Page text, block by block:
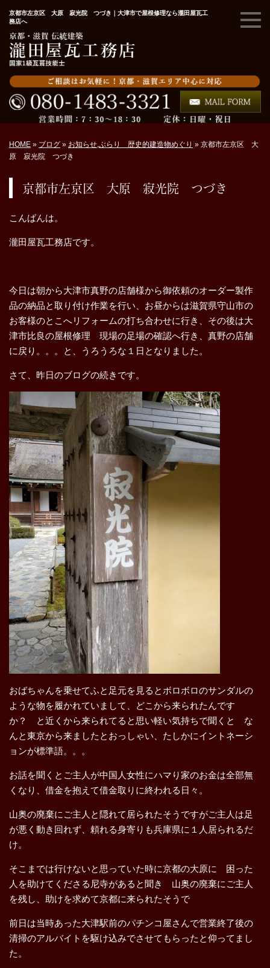
京都市左京区 大原 寂光院 つづき｜大津市で屋根修理なら瀧田屋瓦工
務店へ
HOME » ブログ » お知らせ,ぶらり 歴史的建造物めぐり » 京都市左京区 大
原 寂光院 つづき
京都市左京区 大原 寂光院 つづき
こんばんは。
瀧田屋瓦工務店です。
今日は朝から大津市真野の店舗様から御依頼のオーダー製作
品の納品と取り付け作業を行い、お昼からは滋賀県守山市の
お客様のとこへリフォームの打ち合わせに行き、その後は大
津市比良の屋根修理 現場の足場の確認へ行き、真野の店舗
に戻り。。。と、うろうろな１日となりました。
さて、昨日のブログの続きです。
おばちゃんを乗せてふと足元を見るとボロボロのサンダルの
ような物を履かれていまして、どこから来られたんです
か？ と近くから来られてると思い軽い気持ちで聞くと な
んと東京から来ましたとおっしゃい、たしかにイントネーシ
ョンが標準語。。。
お話を聞くとご主人が中国人女性にハマり家のお金は全部無
くなり、借金を抱えて借金取りに終われる日々。
山奥の廃棄にご主人と隠れて居られたそうですがご主人は足
が悪く動き回れず、頼れる身寄りも兵庫県に１人居られるだ
け。
そこまでは行けないと思っていた時に京都の大原に 困った
人を助けてくださる尼寺があると聞き 山奥の廃棄にご主人
を残し、助けを求めて京都に来られたそうで
前日は当時あった大津駅前のパチンコ屋さんで営業終了後の
清掃のアルバイトを駆け込みでさせてもらったと仰ってまし
た。